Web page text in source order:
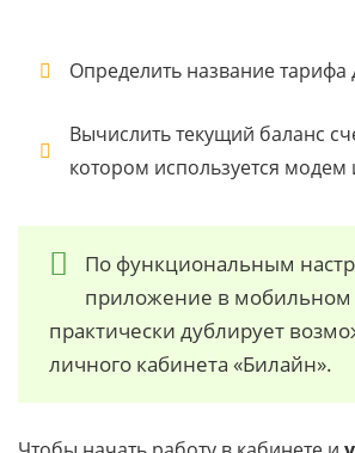
Определить название
Вычислить текущий баланс
котором используется модем
По функциональным
приложение в мобильном
практически дублирует
личного кабинета «Билайн».